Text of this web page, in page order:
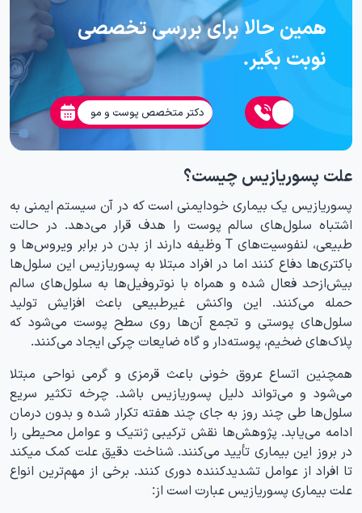
همین حالا برای بررسی تخصصی
نوبت بگیر.
دکتر متخصص پوست و مو
علت پسوریازیس چیست؟
پسوریازیس یک بیماری خودایمنی است که در آن سیستم ایمنی به
اشتباه سلول‌های سالم پوست را هدف قرار می‌دهد. در حالت
طبیعی، لنفوسیت‌های T وظیفه دارند از بدن در برابر ویروس‌ها و
باکتری‌ها دفاع کنند اما در افراد مبتلا به پسوریازیس این سلول‌ها
بیش‌ازحد فعال شده و همراه با نوتروفیل‌ها به سلول‌های سالم
حمله می‌کنند. این واکنش غیرطبیعی باعث افزایش تولید
سلول‌های پوستی و تجمع آن‌ها روی سطح پوست می‌شود که
پلاک‌های ضخیم، پوسته‌دار و گاه ضایعات چرکی ایجاد می‌کنند.
همچنین اتساع عروق خونی باعث قرمزی و گرمی نواحی مبتلا
می‌شود و می‌تواند دلیل پسوریازیس باشد. چرخه تکثیر سریع
سلول‌ها طی چند روز به جای چند هفته تکرار شده و بدون درمان
ادامه می‌یابد. پژوهش‌ها نقش ترکیبی ژنتیک و عوامل محیطی را
در بروز این بیماری تأیید می‌کنند. شناخت دقیق علت کمک میکند
تا افراد از عوامل تشدیدکننده دوری کنند. برخی از مهم‌ترین انواع
علت بیماری پسوریازیس عبارت است از: